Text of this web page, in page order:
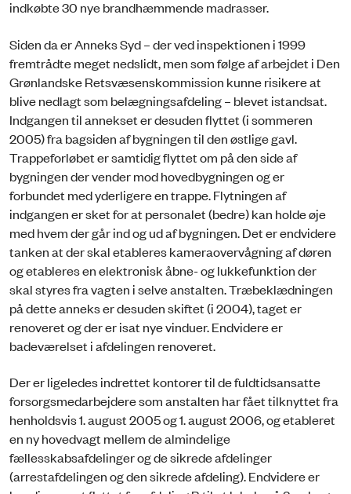
indkøbte 30 nye brandhæmmende madrasser.
Siden da er Anneks Syd – der ved inspektionen i 1999
fremtrådte meget nedslidt, men som følge af arbejdet i Den
Grønlandske Retsvæsenskommission kunne risikere at
blive nedlagt som belægningsafdeling – blevet istandsat.
Indgangen til annekset er desuden flyttet (i sommeren
2005) fra bagsiden af bygningen til den østlige gavl.
Trappeforløbet er samtidig flyttet om på den side af
bygningen der vender mod hovedbygningen og er
forbundet med yderligere en trappe. Flytningen af
indgangen er sket for at personalet (bedre) kan holde øje
med hvem der går ind og ud af bygningen. Det er endvidere
tanken at der skal etableres kameraovervågning af døren
og etableres en elektronisk åbne- og lukkefunktion der
skal styres fra vagten i selve anstalten. Træbeklædningen
på dette anneks er desuden skiftet (i 2004), taget er
renoveret og der er isat nye vinduer. Endvidere er
badeværelset i afdelingen renoveret.
Der er ligeledes indrettet kontorer til de fuldtidsansatte
forsorgsmedarbejdere som anstalten har fået tilknyttet fra
henholdsvis 1. august 2005 og 1. august 2006, og etableret
en ny hovedvagt mellem de almindelige
fællesskabsafdelinger og de sikrede afdelinger
(arrestafdelingen og den sikrede afdeling). Endvidere er